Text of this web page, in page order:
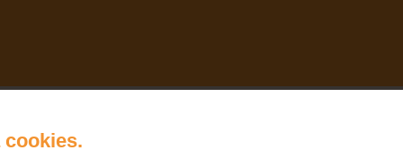
cookies.